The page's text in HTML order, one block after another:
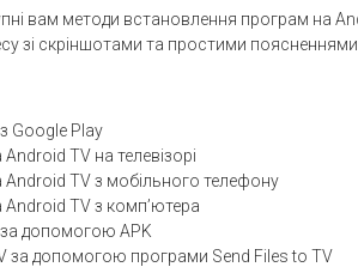
вам методи встановлення програм на
зі скріншотами та простими поясненнями.
Google Play
TV на телевізорі
TV з мобільного телефону
TV з комп’ютера
допомогою APK
за допомогою програми Send Files to TV